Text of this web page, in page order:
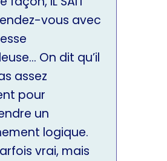
vous avec
On dit qu’il
assez
pour
un
logique.
vrai, mais